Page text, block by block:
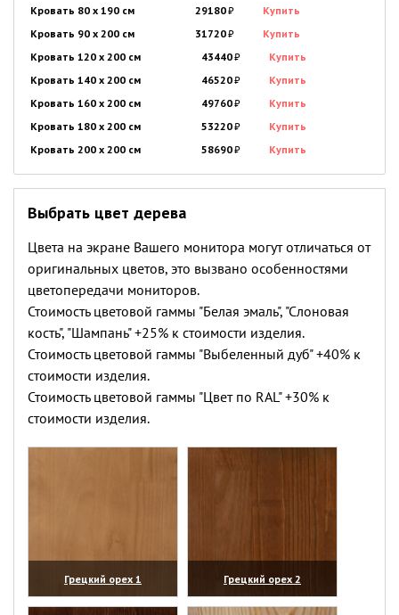
Кровать 80 x 190 см 29180₽
Купить
Кровать 90 x 200 см
31720₽
Купить
Кровать 120 x 200 см
43440₽
Купить
Кровать 140 x 200 см
46520₽
Купить
Кровать 160 x 200 см
49760₽
Купить
Кровать 180 x 200 см
53220₽
Купить
Кровать 200 x 200 см
58690₽ Купить
Выбрать цвет дерева
Цвета на экране Вашего монитора могут отличаться от
оригинальных цветов, это вызвано особенностями
цветопередачи мониторов.
Стоимость цветовой гаммы "Белая эмаль", "Слоновая
кость", "Шампань" +25% к стоимости изделия.
Стоимость цветовой гаммы "Выбеленный дуб" +40% к
стоимости изделия.
Стоимость цветовой гаммы "Цвет по RAL" +30% к
стоимости изделия.
Грецкий орех 1
(увеличить)
Грецкий орех 2
(увеличить)